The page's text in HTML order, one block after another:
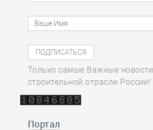
Только самые Важные новости
строительной отрасли России!
Портал